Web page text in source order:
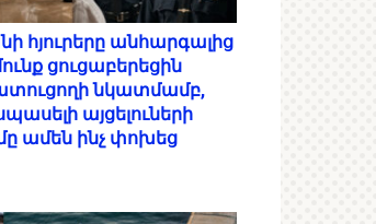
հյուրերը անհարգալից
ցուցաբերեցին
նկատմամբ,
այցելուների
ամեն ինչ փոխեց